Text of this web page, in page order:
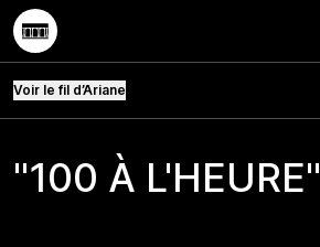
Voir le fil d’Ariane
"100 À L'HEURE"